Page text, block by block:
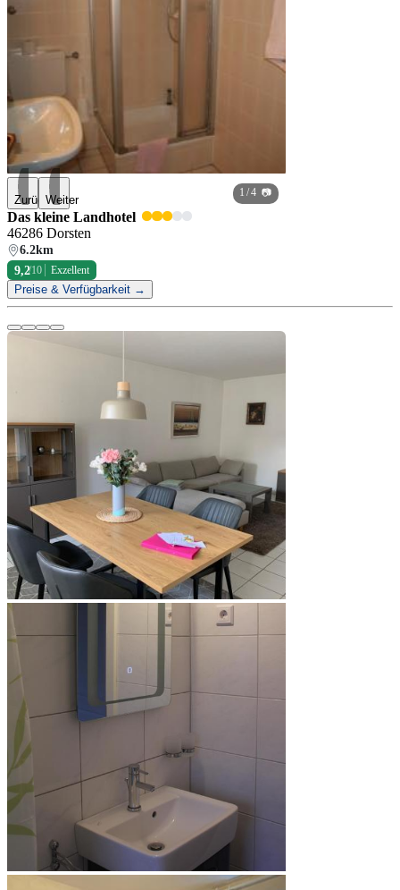
ZurückWeiter
1 / 4 📷
Das kleine Landhotel
46286 Dorsten
6.2km
9,2/10 Exzellent
Preise & Verfügbarkeit →